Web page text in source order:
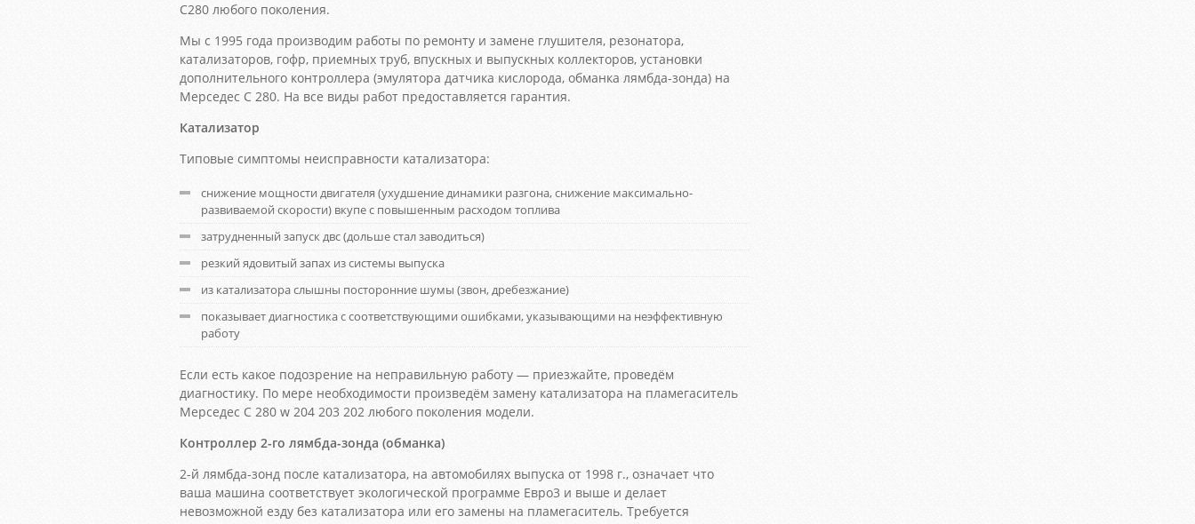
C280 любого поколения.
Мы с 1995 года производим работы по ремонту и замене глушителя, резонатора,
катализаторов, гофр, приемных труб, впускных и выпускных коллекторов, установки
дополнительного контроллера (эмулятора датчика кислорода, обманка лямбда-зонда) на
Мерседес С 280. На все виды работ предоставляется гарантия.
Катализатор
Типовые симптомы неисправности катализатора:
снижение мощности двигателя (ухудшение динамики разгона, снижение максимально-
развиваемой скорости) вкупе с повышенным расходом топлива
затрудненный запуск двс (дольше стал заводиться)
резкий ядовитый запах из системы выпуска
из катализатора слышны посторонние шумы (звон, дребезжание)
показывает диагностика с соответствующими ошибками, указывающими на неэффективную
работу
Если есть какое подозрение на неправильную работу — приезжайте, проведём
диагностику. По мере необходимости произведём замену катализатора на пламегаситель
Мерседес С 280 w 204 203 202 любого поколения модели.
Контроллер 2-го лямбда-зонда (обманка)
2-й лямбда-зонд после катализатора, на автомобилях выпуска от 1998 г., означает что
ваша машина соответствует экологической программе Евро3 и выше и делает
невозможной езду без катализатора или его замены на пламегаситель. Требуется